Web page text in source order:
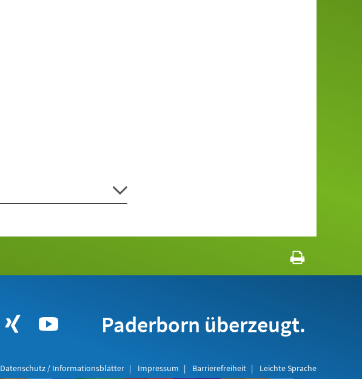
Paderborn überzeugt.
Datenschutz / Informationsblätter Impressum Barrierefreiheit Leichte Sprache